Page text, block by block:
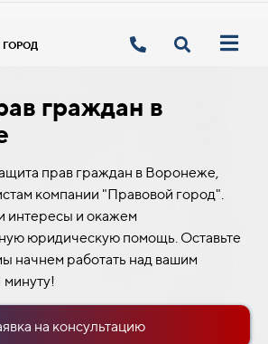
граждан в
прав граждан в Воронеже,
компании "Правовой город".
интересы и окажем
юридическую помощь. Оставьте
начнем работать над вашим
минуту!
на консультацию